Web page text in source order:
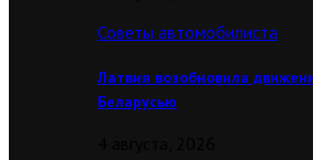
Советы автомобилиста
Латвия возобновила
Беларусью